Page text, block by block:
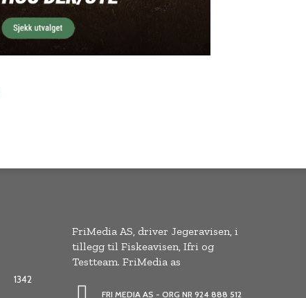
1342
FriMedia AS, driver Jegeravisen, i
tillegg til Fiskeavisen, Ifri og
Testteam. FriMedia as
FRI MEDIA AS - ORG NR 924 888 512